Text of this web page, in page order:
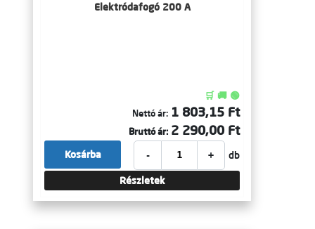
Elektródafogó 200 A
🛒 🚚 🟢
Nettó ár: 1 803,15 Ft
Bruttó ár: 2 290,00 Ft
- + db
Kosárba
Részletek